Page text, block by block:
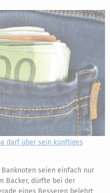
darf über sein künftiges
Banknoten seien einfach nur
Bäcker, dürfte bei der
eines Besseren belehrt